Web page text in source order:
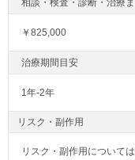
￥825,000
1年-2年
リスク・副作用
リスク・副作用について